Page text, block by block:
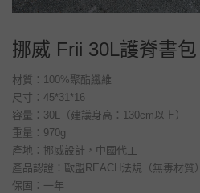
挪威 Frii 30L護脊書包
材質：100%聚酯纖維
尺寸：45*31*16
容量：30L（建議身高：130cm以上）
重量：970g
產地：挪威設計，中國代工
產品認證：歐盟REACH法規（無毒材質）
保固：一年